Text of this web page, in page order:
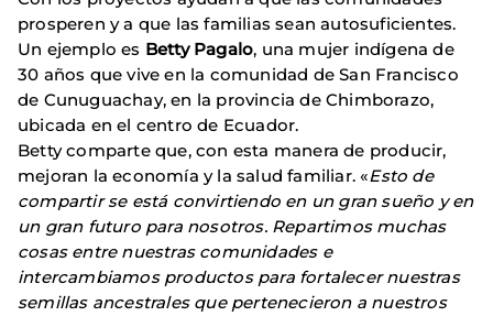
prosperen y a que las familias sean autosuficientes.
Un ejemplo es Betty Pagalo, una mujer indígena de
30 años que vive en la comunidad de San Francisco
de Cunuguachay, en la provincia de Chimborazo,
ubicada en el centro de Ecuador.
Betty comparte que, con esta manera de producir,
mejoran la economía y la salud familiar. «Esto de
compartir se está convirtiendo en un gran sueño y en
un gran futuro para nosotros. Repartimos muchas
cosas entre nuestras comunidades e
intercambiamos productos para fortalecer nuestras
semillas ancestrales que pertenecieron a nuestros